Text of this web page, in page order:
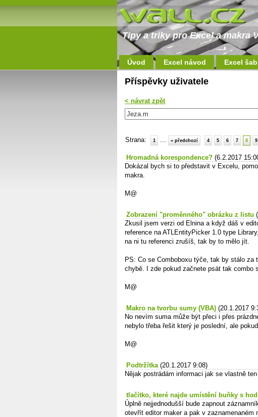
Tipy a triky pro Excel a makra
Úvod Excel návod Excel
Příspěvky uživatele
< návrat zpět
Strana: 1 ... « předchozí 4 5 6 7 8 9
Hromadná korespondence? (6.2.2017
Dokázal bych si to představit v Excelu,
makra.
M@
Zobrazení "proměnného" obrázku z listu
Zkusil jsem verzi od Elnina a když dáš v
reference na ATLEntityPicker 1.0 type
na ni tu referenci zrušíš, tak by to mělo jít.
PS: Co se Comboboxu týče, tak by stálo
chybě. I zde pokud začnete psát tak combo
M@
Makro na tvorbu sumy (VBA) (20.1.2017
No nevím suma může být přeci i přes
nebylo třeba řešit který je poslední, ale
M@
Podtržítka (20.1.2017 9:08)
Nějak postrádám informaci jak se vlastně
tlačítko, které najde umístění buňky s
Úplně nejjednodušší bude zapnout
otevřít editor maker a pak v